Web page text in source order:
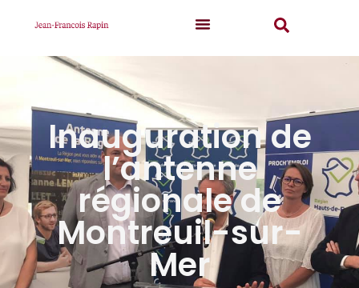
Inauguration de
l’antenne
régionale de
Montreuil-sur-
Mer